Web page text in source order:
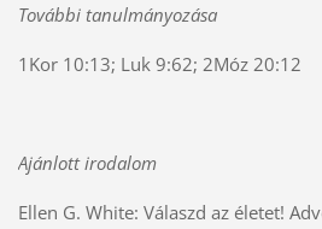
További tanulmányozása
1Kor 10:13; Luk 9:62; 2Móz 20:12
Ajánlott irodalom
Ellen G. White: Válaszd az életet!